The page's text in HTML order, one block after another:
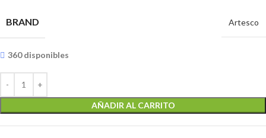
BRAND Artesco
360 disponibles
AÑADIR AL CARRITO